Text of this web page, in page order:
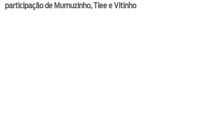
participação de Mumuzinho, Tiee e Vitinho